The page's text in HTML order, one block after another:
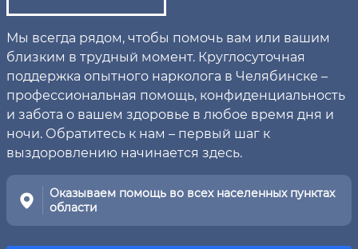
Мы всегда рядом, чтобы помочь вам или вашим
близким в трудный момент. Круглосуточная
поддержка опытного нарколога в Челябинске –
профессиональная помощь, конфиденциальность
и забота о вашем здоровье в любое время дня и
ночи. Обратитесь к нам – первый шаг к
выздоровлению начинается здесь.
Оказываем помощь во всех населенных пунктах
области